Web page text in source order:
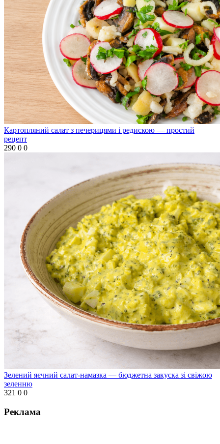
Картопляний салат з печерицями і редискою — простий
рецепт
290 0 0
Зелений яєчний салат-намазка — бюджетна закуска зі свіжою
зеленню
321 0 0
Реклама